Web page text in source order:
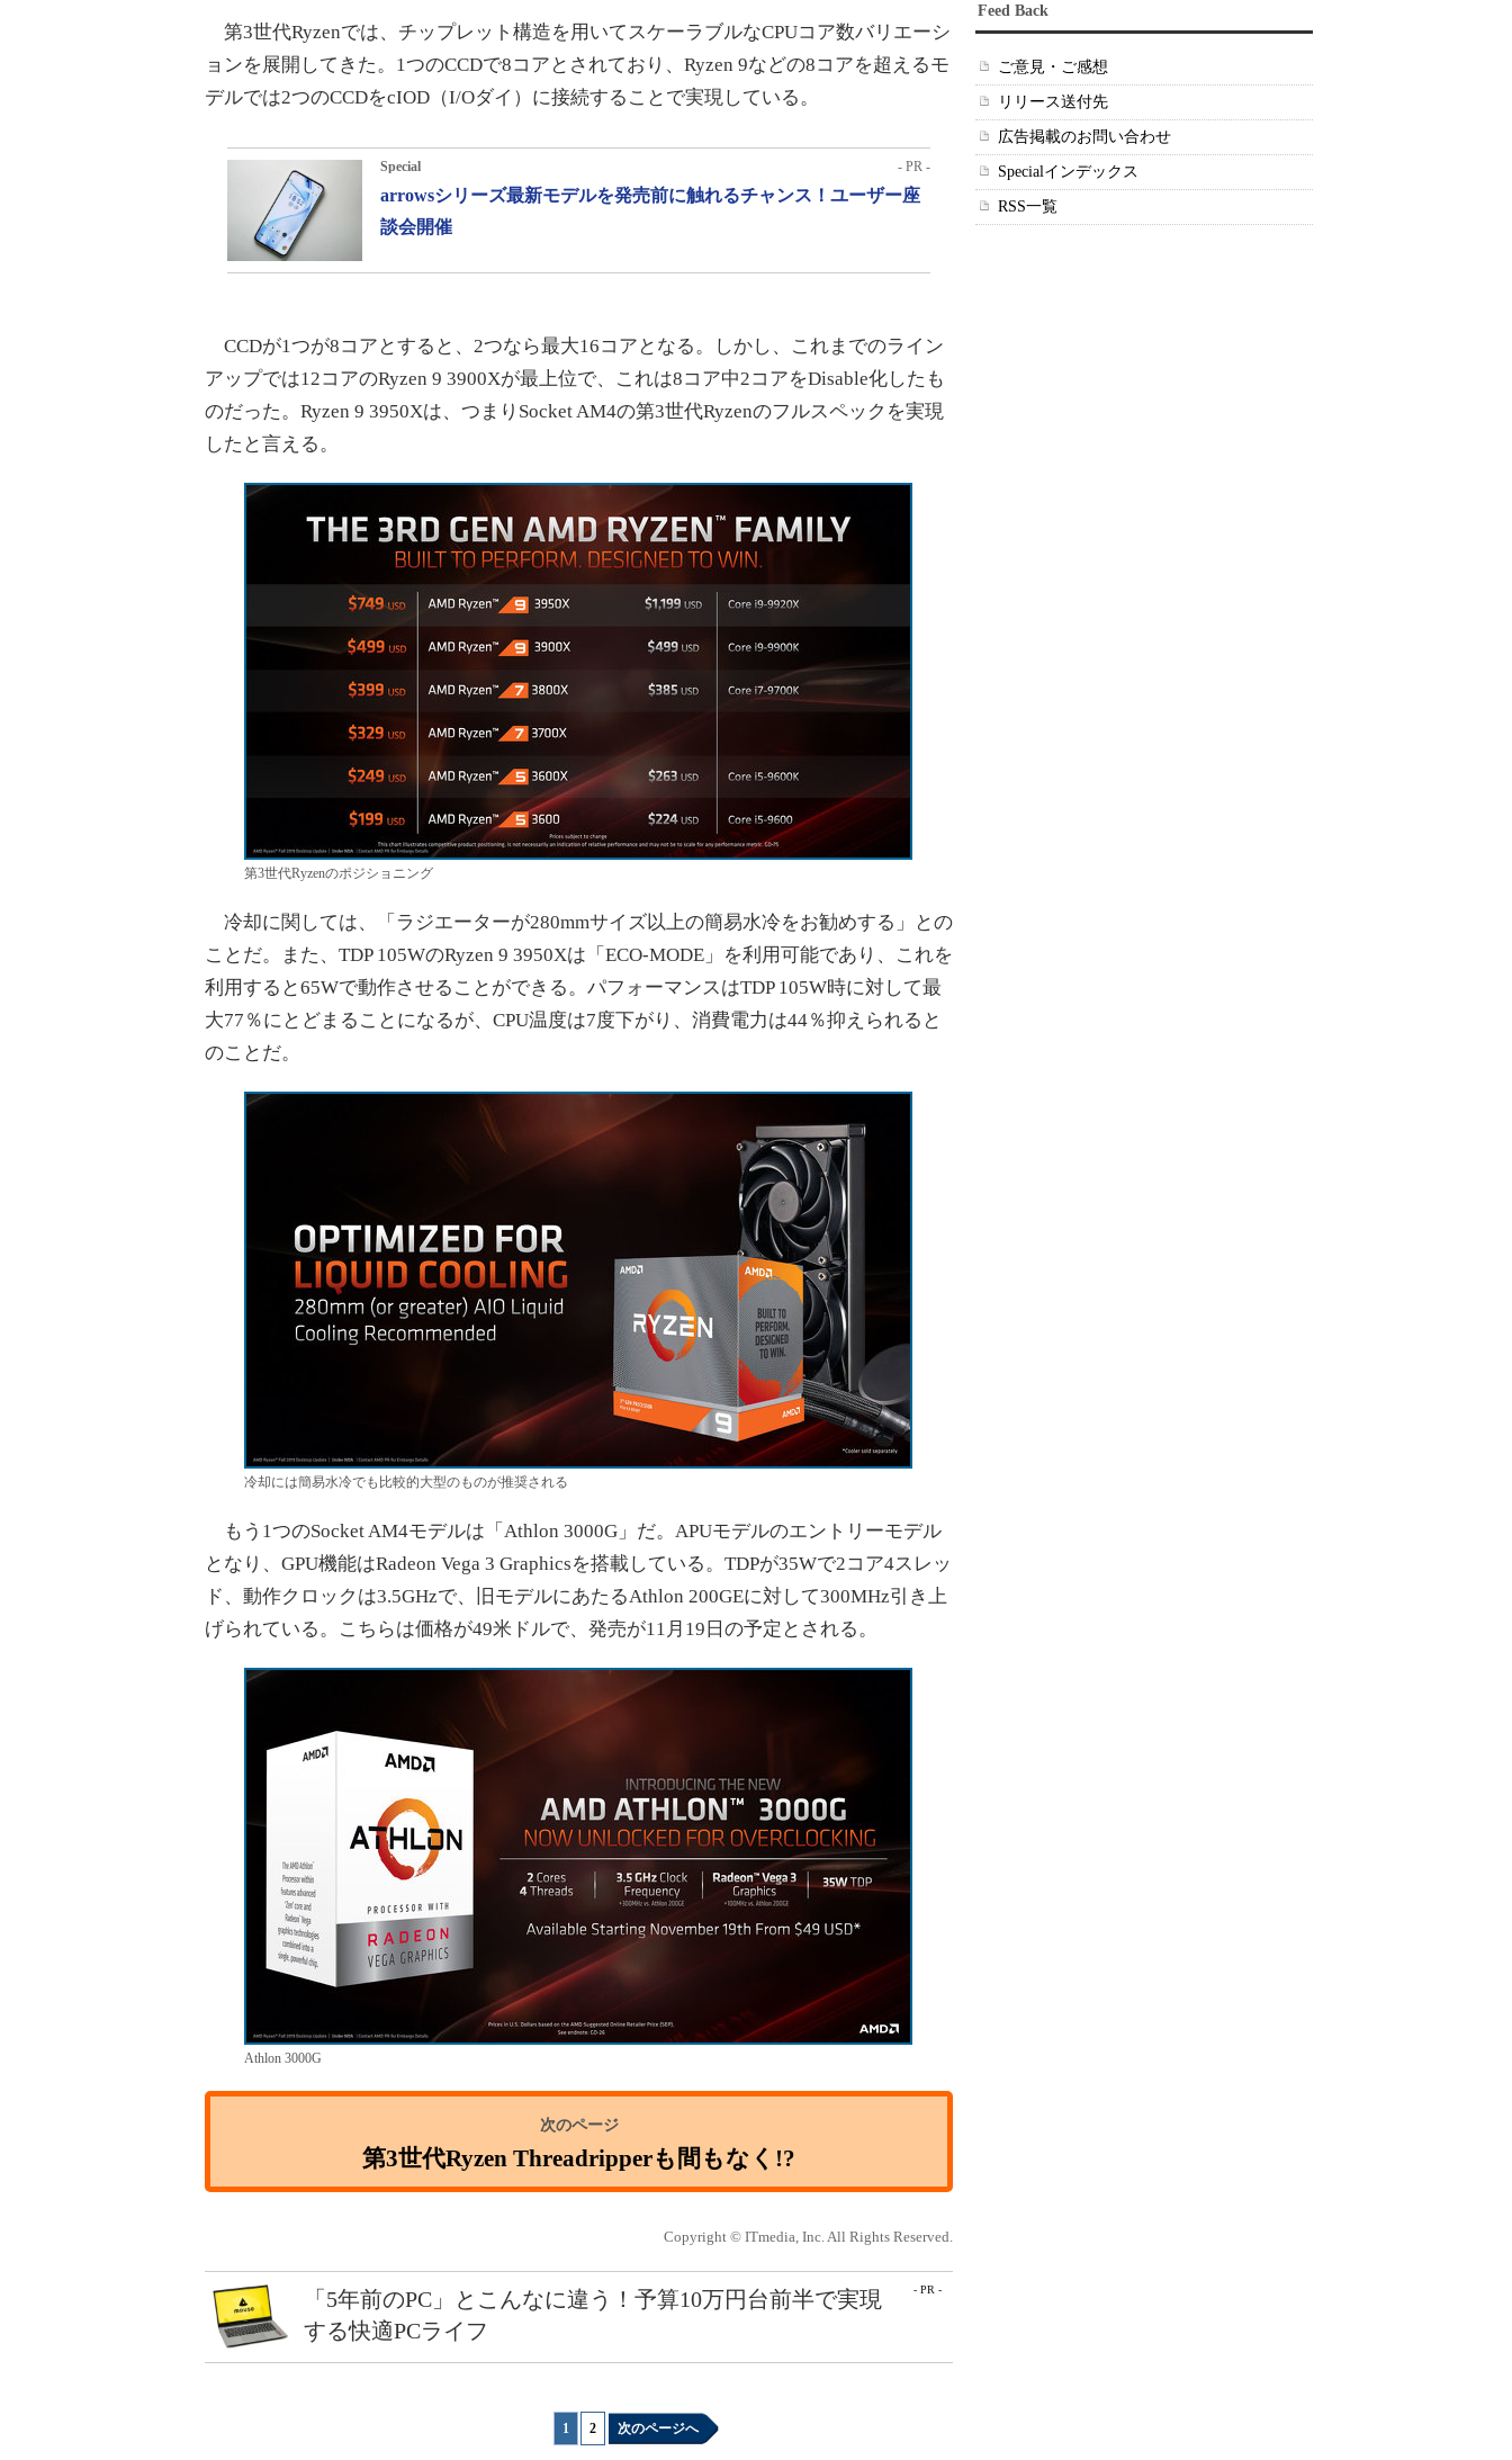
第3世代Ryzenでは、チップレット構造を用いてスケーラブルなCPUコア数バリエーシ
ョンを展開してきた。1つのCCDで8コアとされており、Ryzen 9などの8コアを超えるモ
デルでは2つのCCDをcIOD（I/Oダイ）に接続することで実現している。
Special - PR -
arrowsシリーズ最新モデルを発売前に触れるチャンス！ユーザー座
談会開催
CCDが1つが8コアとすると、2つなら最大16コアとなる。しかし、これまでのライン
アップでは12コアのRyzen 9 3900Xが最上位で、これは8コア中2コアをDisable化したも
のだった。Ryzen 9 3950Xは、つまりSocket AM4の第3世代Ryzenのフルスペックを実現
したと言える。
第3世代Ryzenのポジショニング
冷却に関しては、「ラジエーターが280mmサイズ以上の簡易水冷をお勧めする」との
ことだ。また、TDP 105WのRyzen 9 3950Xは「ECO-MODE」を利用可能であり、これを
利用すると65Wで動作させることができる。パフォーマンスはTDP 105W時に対して最
大77％にとどまることになるが、CPU温度は7度下がり、消費電力は44％抑えられると
のことだ。
冷却には簡易水冷でも比較的大型のものが推奨される
もう1つのSocket AM4モデルは「Athlon 3000G」だ。APUモデルのエントリーモデル
となり、GPU機能はRadeon Vega 3 Graphicsを搭載している。TDPが35Wで2コア4スレッ
ド、動作クロックは3.5GHzで、旧モデルにあたるAthlon 200GEに対して300MHz引き上
げられている。こちらは価格が49米ドルで、発売が11月19日の予定とされる。
Athlon 3000G
第3世代Ryzen Threadripperも間もなく!?
Copyright © ITmedia, Inc. All Rights Reserved.
- PR -
「5年前のPC」とこんなに違う！予算10万円台前半で実現
する快適PCライフ
1 2 次のページへ
Feed Back
ご意見・ご感想
リリース送付先
広告掲載のお問い合わせ
Specialインデックス
RSS一覧